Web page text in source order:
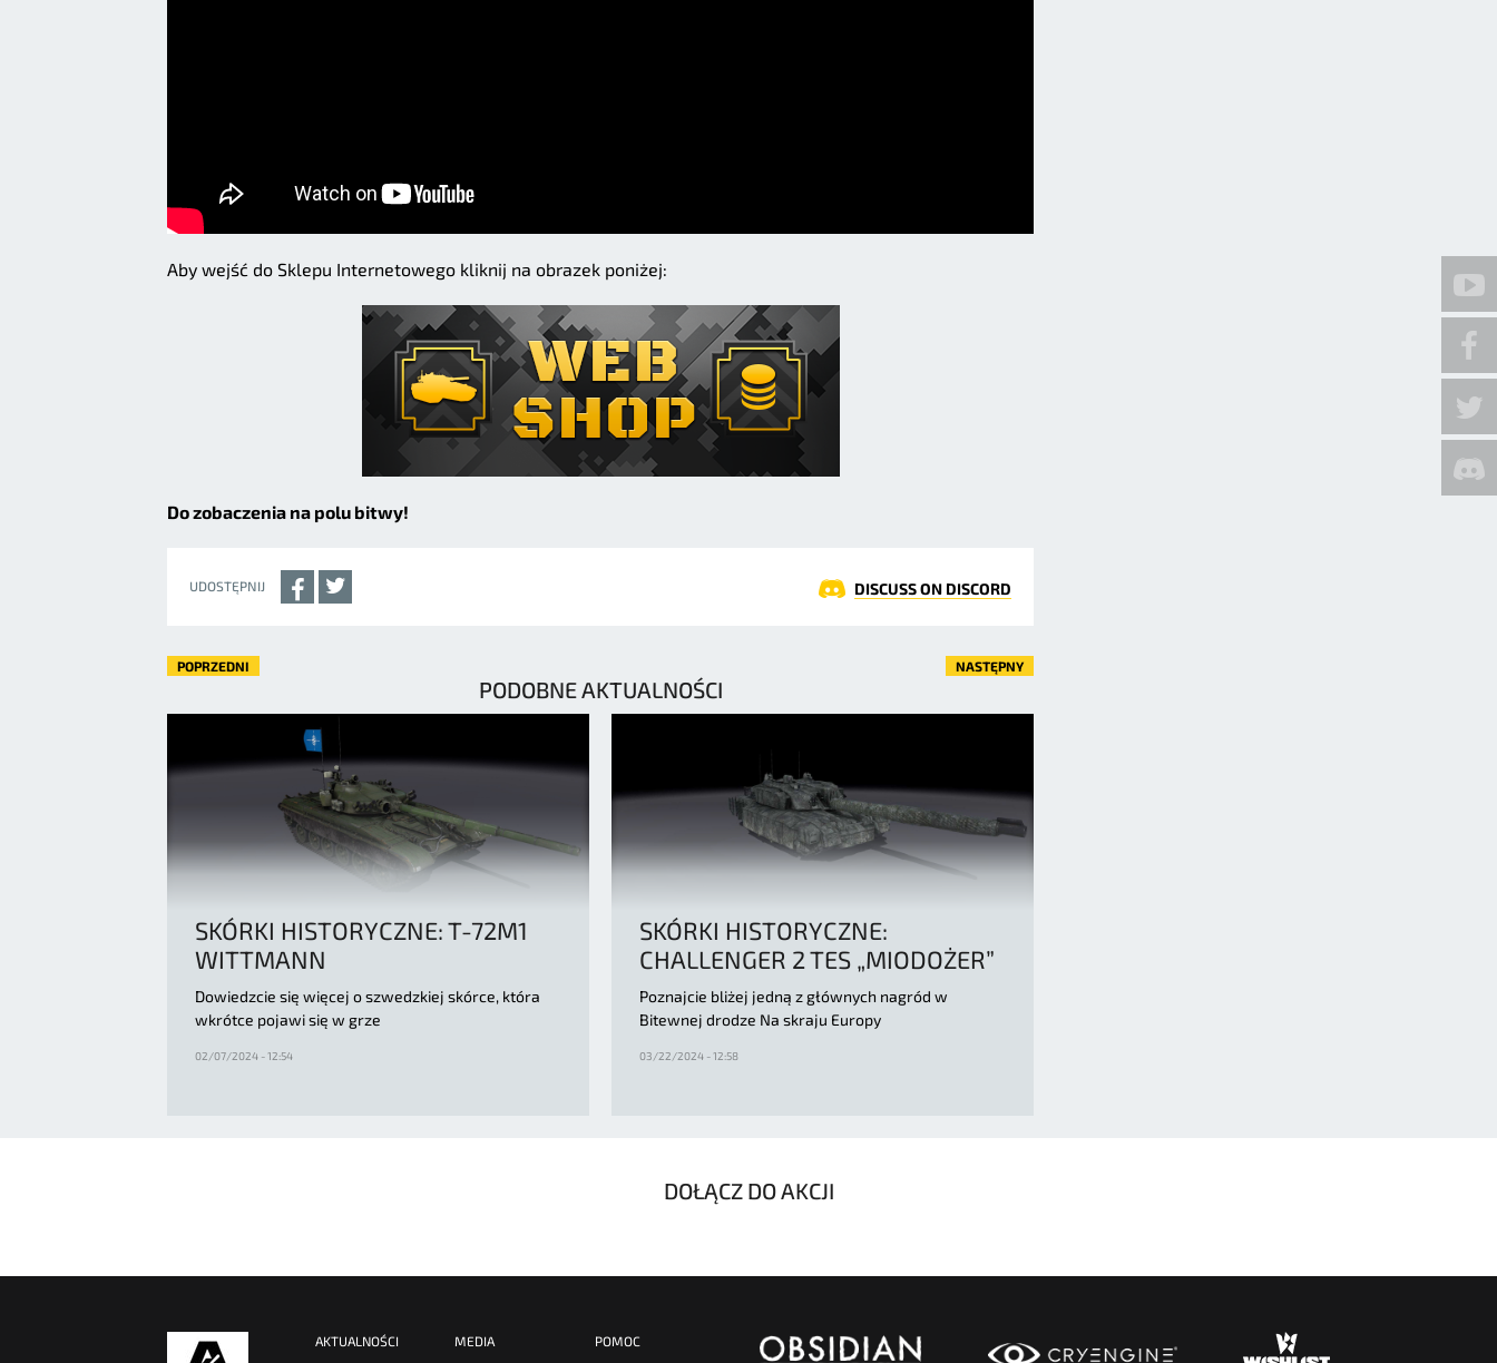
Aby wejść do Sklepu Internetowego kliknij na obrazek poniżej:
Do zobaczenia na polu bitwy!
UDOSTĘPNIJ DISCUSS ON DISCORD
POPRZEDNI NASTĘPNY
PODOBNE AKTUALNOŚCI
SKÓRKI HISTORYCZNE: T-72M1
WITTMANN
Dowiedzcie się więcej o szwedzkiej skórce, która
wkrótce pojawi się w grze
02/07/2024 - 12:54
SKÓRKI HISTORYCZNE:
CHALLENGER 2 TES „MIODOŻER”
Poznajcie bliżej jedną z głównych nagród w
Bitewnej drodze Na skraju Europy
03/22/2024 - 12:58
DOŁĄCZ DO AKCJI
AKTUALNOŚCI MEDIA POMOC